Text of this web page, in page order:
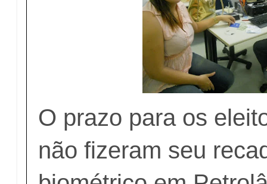
O prazo para os
não fizeram seu